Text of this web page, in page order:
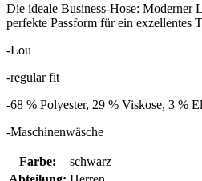
Die ideale Business-Hose: Moderner
perfekte Passform für ein exzellentes
-Lou
-regular fit
-68 % Polyester, 29 % Viskose, 3 %
-Maschinenwäsche
Farbe:
schwarz